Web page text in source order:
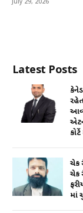
Latest Posts
ચેક
ચેક
માં